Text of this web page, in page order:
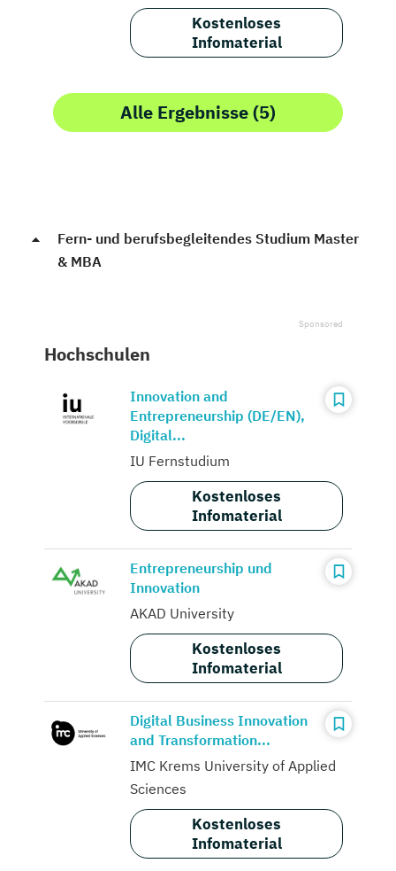
Kostenloses
Infomaterial
Alle Ergebnisse (5)
Fern- und berufsbegleitendes Studium Master
& MBA
Hochschulen
Innovation and
Entrepreneurship (DE/EN),
Digital...
IU Fernstudium
Kostenloses
Infomaterial
Entrepreneurship und
Innovation
AKAD University
Kostenloses
Infomaterial
Digital Business Innovation
and Transformation...
IMC Krems University of Applied
Sciences
Kostenloses
Infomaterial